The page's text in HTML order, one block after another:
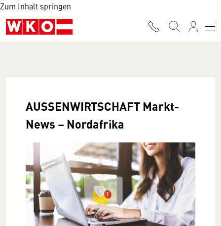
Zum Inhalt springen
AUSSENWIRTSCHAFT Markt-
News – Nordafrika